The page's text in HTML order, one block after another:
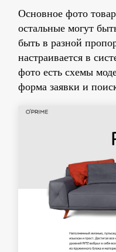
Основное фото
остальные могут
быть в разной
настраивается в
фото есть схемы
форма заявки и